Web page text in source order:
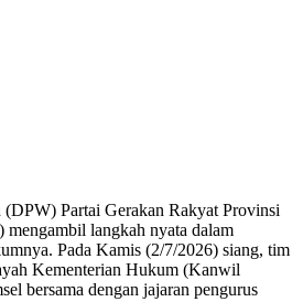
Partai Gerakan Rakyat Provinsi
mengambil langkah nyata dalam
Pada Kamis (2/7/2026) siang, tim
Kementerian Hukum (Kanwil
bersama dengan jajaran pengurus